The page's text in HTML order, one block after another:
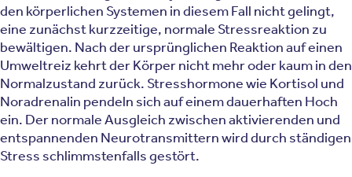
den körperlichen Systemen in diesem Fall nicht gelingt,
eine zunächst kurzzeitige, normale Stressreaktion zu
bewältigen. Nach der ursprünglichen Reaktion auf einen
Umweltreiz kehrt der Körper nicht mehr oder kaum in den
Normalzustand zurück. Stresshormone wie Kortisol und
Noradrenalin pendeln sich auf einem dauerhaften Hoch
ein. Der normale Ausgleich zwischen aktivierenden und
entspannenden Neurotransmittern wird durch ständigen
Stress schlimmstenfalls gestört.